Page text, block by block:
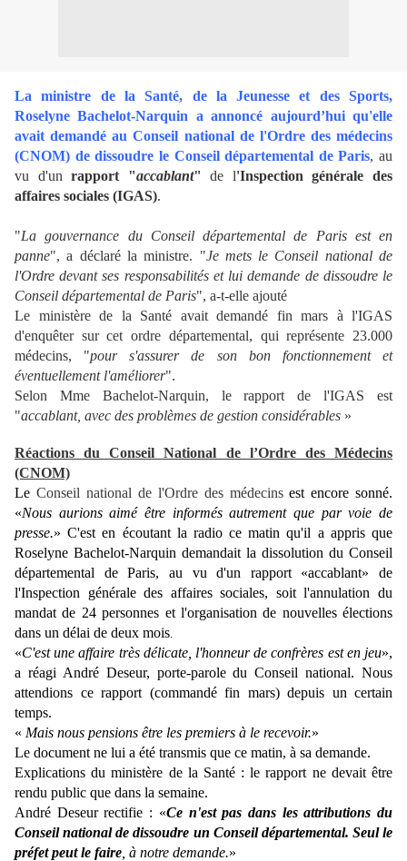
La ministre de la Santé, de la Jeunesse et des Sports,
Roselyne Bachelot-Narquin a annoncé aujourd’hui qu'elle
avait demandé au Conseil national de l'Ordre des médecins
(CNOM) de dissoudre le Conseil départemental de Paris, au
vu d'unrapport "accablant" de l'Inspection générale des
affaires sociales (IGAS).
"La gouvernance du Conseil départemental de Paris est en
panne", a déclaré la ministre. "Je mets le Conseil national de
l'Ordre devant ses responsabilités et lui demande de dissoudre le
Conseil départemental de Paris", a-t-elle ajouté
Le ministère de la Santé avait demandé fin mars à l'IGAS
d'enquêter sur cet ordre départemental, qui représente 23.000
médecins, "pour s'assurer de son bon fonctionnement et
éventuellement l'améliorer".
Selon Mme Bachelot-Narquin, le rapport de l'IGAS est
"accablant, avec des problèmes de gestion considérables »
Réactions du Conseil National de l’Ordre des Médecins
(CNOM)
Le Conseil national de l'Ordre des médecins est encore sonné.
«Nous aurions aimé être informés autrement que par voie de
presse.» C'est en écoutant la radio ce matin qu'il a appris que
Roselyne Bachelot-Narquin demandait la dissolution du Conseil
départemental de Paris, au vu d'un rapport «accablant» de
l'Inspection générale des affaires sociales, soit l'annulation du
mandat de 24 personnes et l'organisation de nouvelles élections
dans un délai de deux mois.
«C'est une affaire très délicate, l'honneur de confrères est en jeu»,
a réagi André Deseur, porte-parole du Conseil national. Nous
attendions ce rapport (commandé fin mars) depuis un certain
temps.
« Mais nous pensions être les premiers à le recevoir.»
Le document ne lui a été transmis que ce matin, à sa demande.
Explications du ministère de la Santé : le rapport ne devait être
rendu public que dans la semaine.
André Deseur rectifie : «Ce n'est pas dans les attributions du
Conseil national de dissoudre un Conseil départemental. Seul le
préfet peut le faire , à notre demande.»